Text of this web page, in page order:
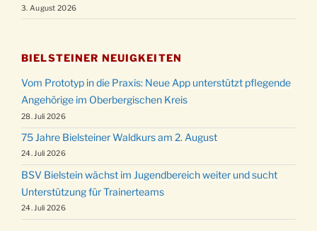
3. August 2026
BIELSTEINER NEUIGKEITEN
Vom Prototyp in die Praxis: Neue App unterstützt pflegende
Angehörige im Oberbergischen Kreis
28. Juli 2026
75 Jahre Bielsteiner Waldkurs am 2. August
24. Juli 2026
BSV Bielstein wächst im Jugendbereich weiter und sucht
Unterstützung für Trainerteams
24. Juli 2026